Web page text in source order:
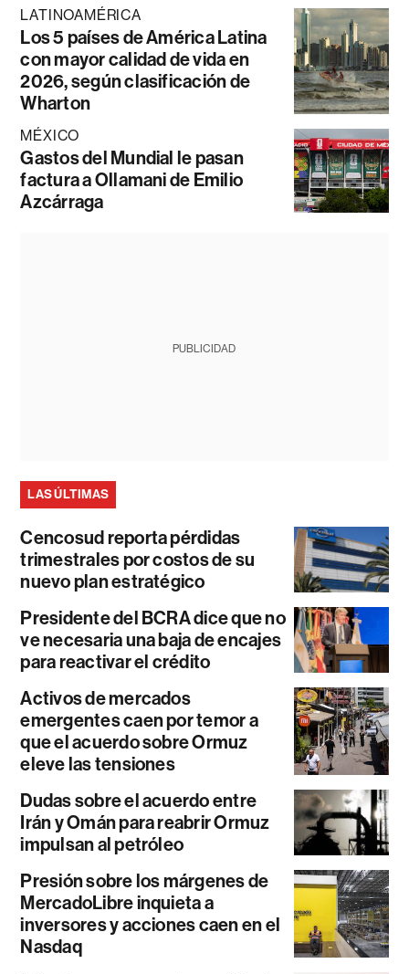
LATINOAMÉRICA
Los 5 países de América Latina
con mayor calidad de vida en
2026, según clasificación de
Wharton
MÉXICO
Gastos del Mundial le pasan
factura a Ollamani de Emilio
Azcárraga
PUBLICIDAD
LAS ÚLTIMAS
Cencosud reporta pérdidas
trimestrales por costos de su
nuevo plan estratégico
Presidente del BCRA dice que no
ve necesaria una baja de encajes
para reactivar el crédito
Activos de mercados
emergentes caen por temor a
que el acuerdo sobre Ormuz
eleve las tensiones
Dudas sobre el acuerdo entre
Irán y Omán para reabrir Ormuz
impulsan al petróleo
Presión sobre los márgenes de
MercadoLibre inquieta a
inversores y acciones caen en el
Nasdaq